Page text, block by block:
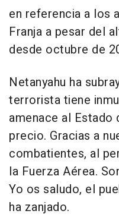
en referencia a los
Franja a pesar del
desde octubre de
Netanyahu ha
terrorista tiene
amenace al Estado
precio. Gracias a
combatientes, al
la Fuerza Aérea.
Yo os saludo, el
ha zanjado.